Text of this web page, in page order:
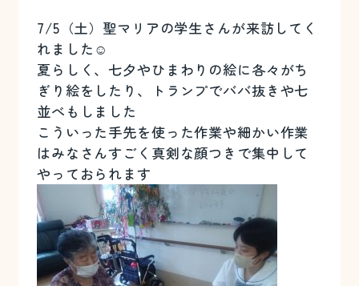
7/5（土）聖マリアの学生さんが来訪してく
れました☺️
夏らしく、七夕やひまわりの絵に各々がち
ぎり絵をしたり、トランプでババ抜きや七
並べもしました
こういった手先を使った作業や細かい作業
はみなさんすごく真剣な顔つきで集中して
やっておられます